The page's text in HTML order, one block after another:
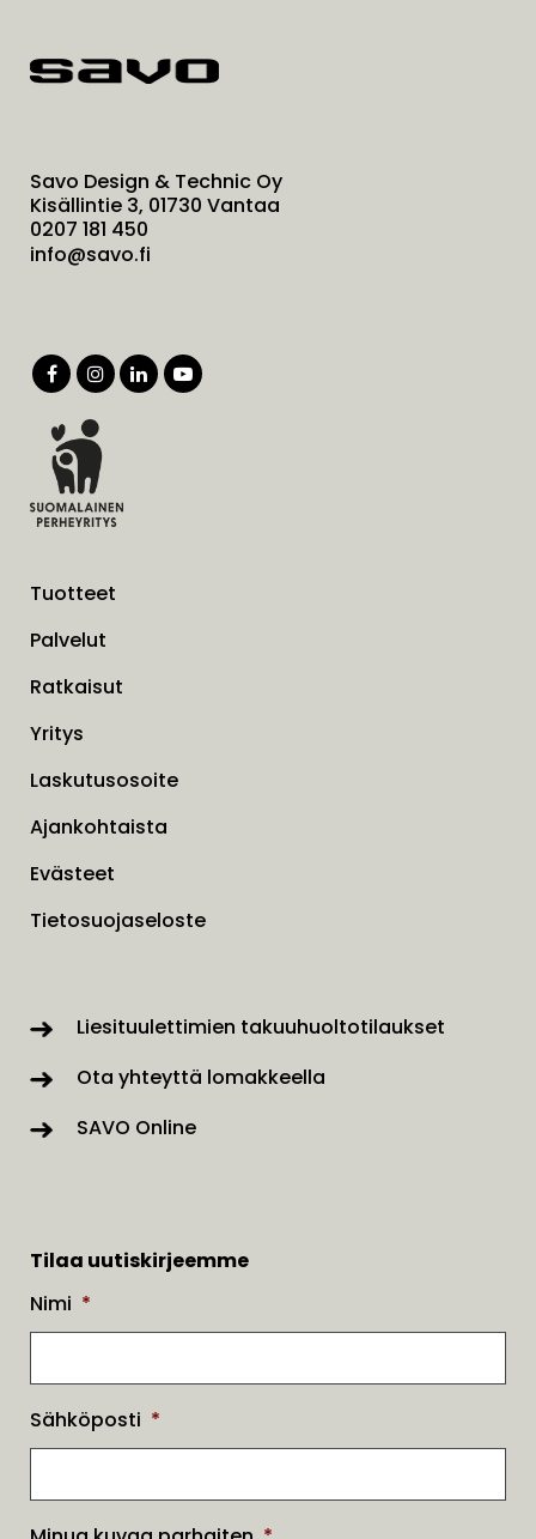
Savo Design & Technic Oy
Kisällintie 3, 01730 Vantaa
0207 181 450
info@savo.fi
Tuotteet
Palvelut
Ratkaisut
Yritys
Laskutusosoite
Ajankohtaista
Evästeet
Tietosuojaseloste
Liesituulettimien takuuhuoltotilaukset
Ota yhteyttä lomakkeella
SAVO Online
Tilaa uutiskirjeemme
Nimi *
Sähköposti *